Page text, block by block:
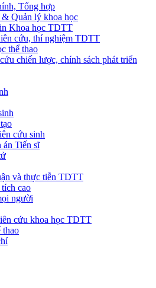
Tổng hợp
Quản lý khoa học
Khoa học TDTT
cứu, thí nghiệm TDTT
thể thao
chiến lược, chính sách phát triển
cứu sinh
án Tiến sĩ
và thực tiễn TDTT
cao
người
cứu khoa học TDTT
thao